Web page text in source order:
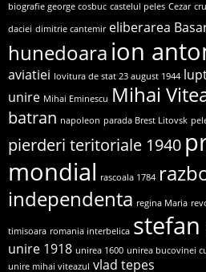
biografie george cosbuc castelul peles Cezar
daciei dimitrie cantemir eliberarea
hunedoara ion
aviatiei lovitura de stat 23 august 1944
unire Mihai Eminescu Mihai
batran napoleon parada Brest Litovsk
pierderi teritoriale 1940
mondial rascoala 1784
independenta regina Maria
timisoara romania interbelica
unire 1918 unirea 1600 unirea bucovinei
unire mihai viteazul vlad tepes